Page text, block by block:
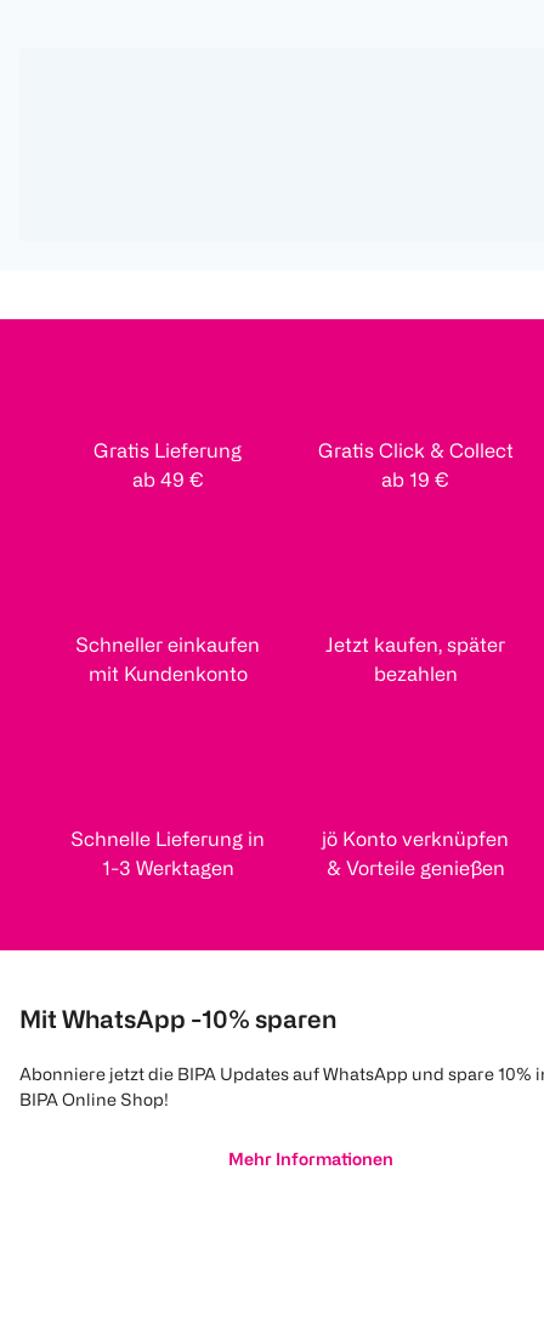
Gratis Lieferung
ab 49 €
Gratis Click & Collect
ab 19 €
Schneller einkaufen
mit Kundenkonto
Jetzt kaufen, später
bezahlen
Schnelle Lieferung in
1-3 Werktagen
jö Konto verknüpfen
& Vorteile genießen
Mit WhatsApp -10% sparen
Abonniere jetzt die BIPA Updates auf WhatsApp und spare 10%
BIPA Online Shop!
Mehr Informationen